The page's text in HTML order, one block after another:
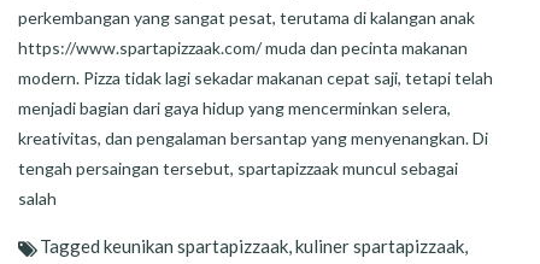
perkembangan yang sangat pesat, terutama di kalangan anak
https://www.spartapizzaak.com/ muda dan pecinta makanan
modern. Pizza tidak lagi sekadar makanan cepat saji, tetapi telah
menjadi bagian dari gaya hidup yang mencerminkan selera,
kreativitas, dan pengalaman bersantap yang menyenangkan. Di
tengah persaingan tersebut, spartapizzaak muncul sebagai
salah
Tagged keunikan spartapizzaak,kuliner spartapizzaak,